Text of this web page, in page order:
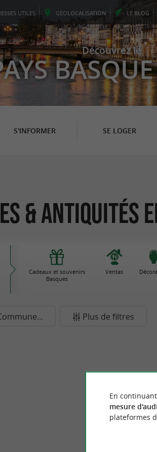
UTILES GEOLOCALISATION LE BLOG
Découvrez le
BASQUE
S'INFORMER SE LOGER
& Antiquités
Cadeaux et souvenirs
Basques
Ventas
Plus de filtres
En
mesure
plateformes